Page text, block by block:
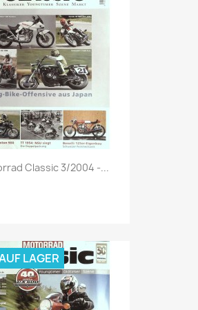
Vorschau
Classic 3/2004 -...
LAGER